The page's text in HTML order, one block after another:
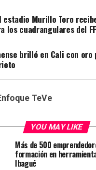
estadio Murillo Toro
los cuadrangulares del
brilló en Cali con oro
TeVe
YOU MAY LIKE
Más de 500
formación en
Ibagué